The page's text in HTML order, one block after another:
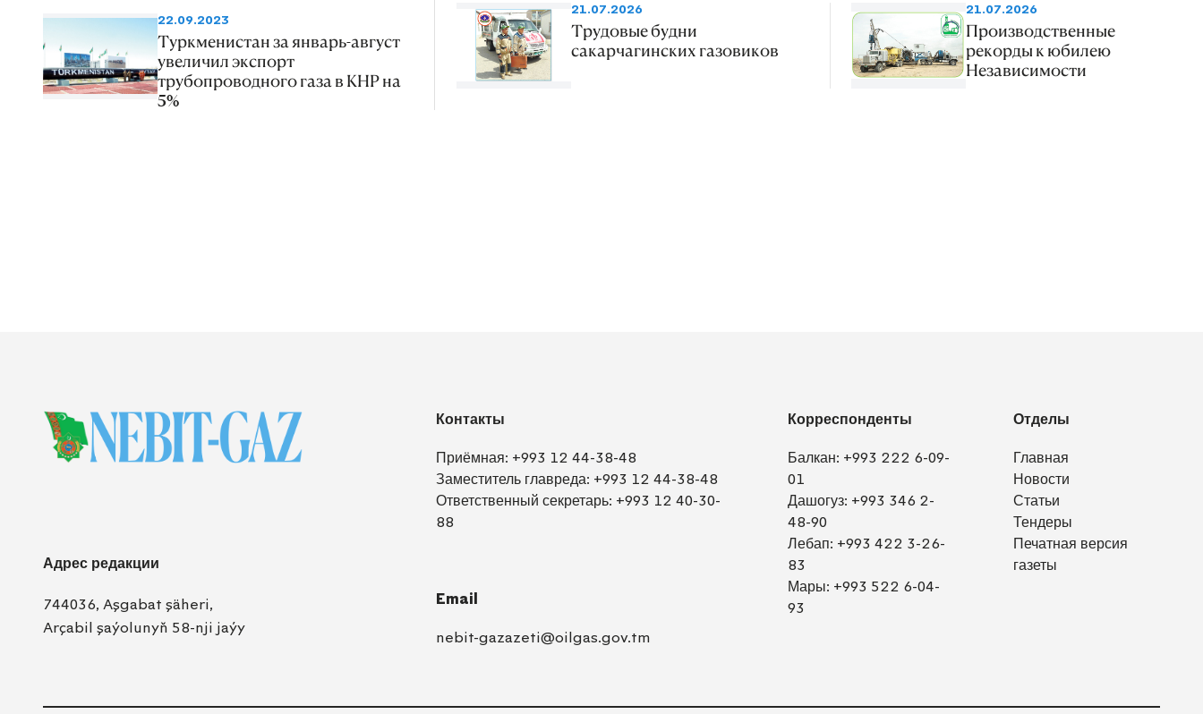
22.09.2023
Туркменистан за январь-август
увеличил экспорт
трубопроводного газа в КНР на
5%
21.07.2026
Трудовые будни
сакарчагинских газовиков
21.07.2026
Производственные
рекорды к юбилею
Независимости
Адрес редакции
744036, Aşgabat şäheri,
Arçabil şaýolunyň 58-nji jaýy
Контакты
Приёмная: +993 12 44-38-48
Заместитель главреда: +993 12 44-38-48
Ответственный секретарь: +993 12 40-30-
88
Email
nebit-gazazeti@oilgas.gov.tm
Корреспонденты
Балкан: +993 222 6-09-
01
Дашогуз: +993 346 2-
48-90
Лебап: +993 422 3-26-
83
Мары: +993 522 6-04-
93
Отделы
Главная
Новости
Статьи
Тендеры
Печатная версия
газеты